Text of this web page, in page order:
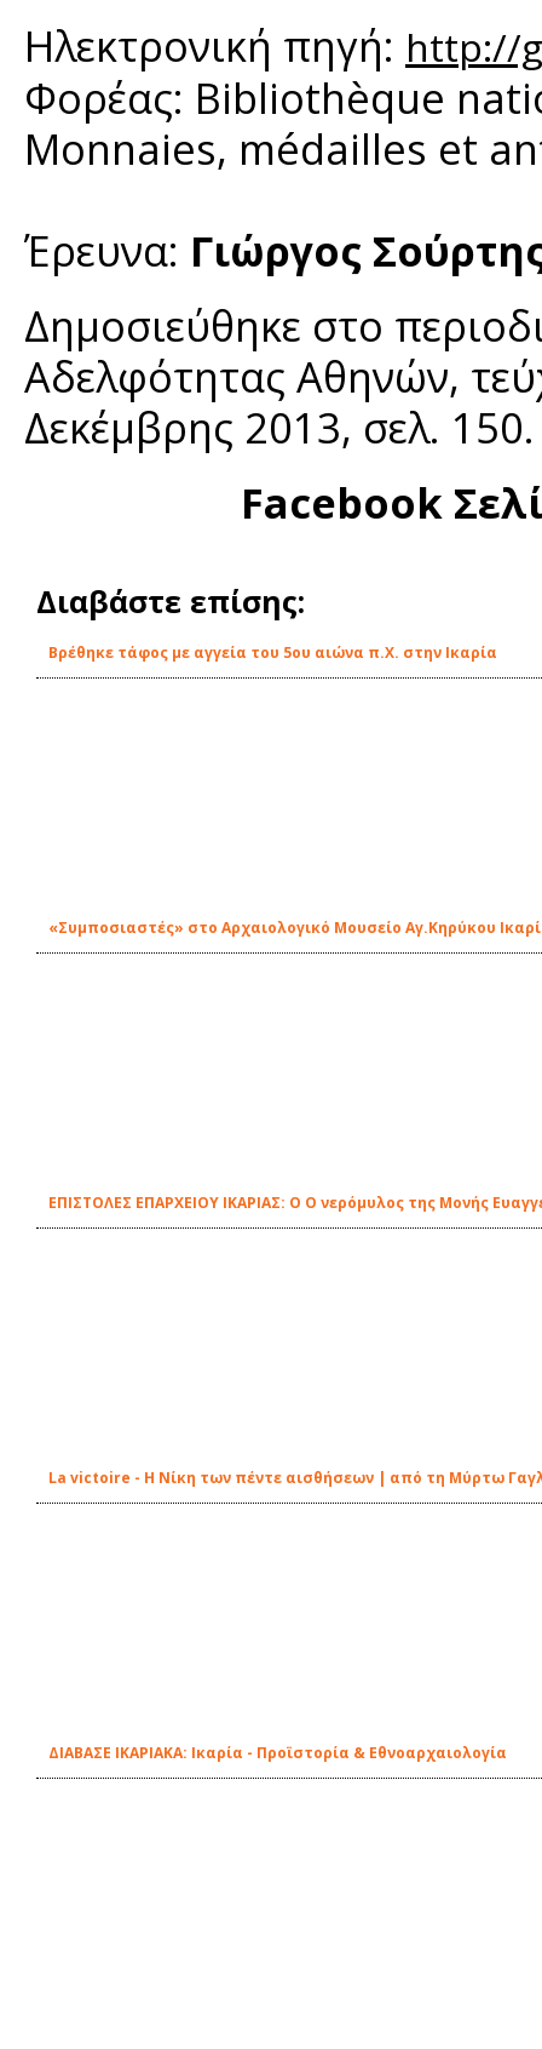
Ηλεκτρονική πηγή: http://
Φορέας: Bibliothèque
Monnaies, médailles et
Έρευνα: Γιώργος
Δημοσιεύθηκε στο
Αδελφότητας Αθηνών,
Δεκέμβρης 2013, σελ. 150.
Facebook
Διαβάστε επίσης:
Βρέθηκε τάφος με αγγεία του 5ου αιώνα π.Χ. στην Ικαρία
«Συμποσιαστές» στο Αρχαιολογικό Μουσείο Αγ.Κηρύκου
ΕΠΙΣΤΟΛΕΣ ΕΠΑΡΧΕΙΟΥ ΙΚΑΡΙΑΣ: Ο Ο νερόμυλος της Μονής
La victoire - Η Νίκη των πέντε αισθήσεων | από τη Μύρτω
ΔΙΑΒΑΣΕ ΙΚΑΡΙΑΚΑ: Ικαρία - Προϊστορία & Εθνοαρχαιολογία